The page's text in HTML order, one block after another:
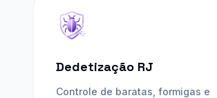
Dedetização RJ
Controle de baratas, formigas e